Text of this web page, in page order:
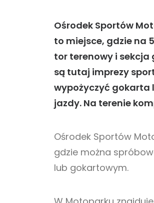
Ośrodek Sportów
to miejsce, gdzie na
tor terenowy i
są tutaj imprezy
wypożyczyć gokarta
jazdy. Na terenie
Ośrodek Sportów
gdzie można
lub gokartowym.